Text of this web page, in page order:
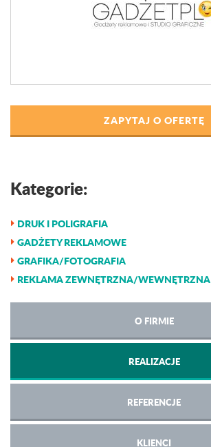
ZAPYTAJ O OFERTĘ
Kategorie:
DRUK I POLIGRAFIA
GADŻETY REKLAMOWE
GRAFIKA/FOTOGRAFIA
REKLAMA ZEWNĘTRZNA/WEWNĘTRZNA
O FIRMIE
REALIZACJE
REFERENCJE
KLIENCI